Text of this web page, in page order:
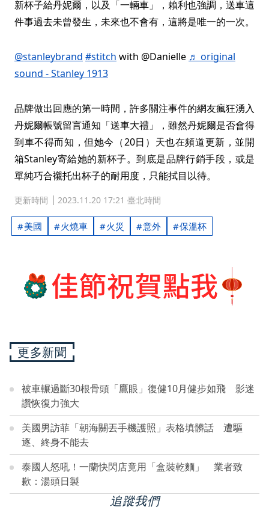
新杯子給丹妮爾，以及「一輛車」，賴利也強調，送車這
件事過去未曾發生，未來也不會有，這將是唯一的一次。
@stanleybrand #stitch with @Danielle ♬ original
sound - Stanley 1913
品牌做出回應的第一時間，許多關注事件的網友瘋狂湧入
丹妮爾帳號留言通知「送車大禮」，雖然丹妮爾是否會得
到車不得而知，但她今（20日）天也在頻道更新，並開
箱Stanley寄給她的新杯子。到底是品牌行銷手段，或是
單純巧合襯托出杯子的耐用度，只能拭目以待。
更新時間 2023.11.20 17:21 臺北時間
美國 火燒車 火災 意外 保溫杯
更多新聞
被車輾過斷30根骨頭「鷹眼」復健10月健步如飛 影迷
讚恢復力強大
美國男訪菲「朝海關丟手機護照」表格填髒話 遭驅
逐、終身不能去
泰國人怒吼！一蘭快閃店竟用「盒裝乾麵」 業者致
歉：湯頭日製
追蹤我們